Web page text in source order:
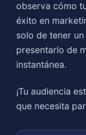
observa cómo
éxito en
solo de tener
presentarlo de
instantánea.
¡Tu audiencia
que necesita